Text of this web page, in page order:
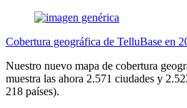
Cobertura geográfica de TelluBase en
Nuestro nuevo mapa de cobertura
muestra las ahora 2.571 ciudades y
218 países).